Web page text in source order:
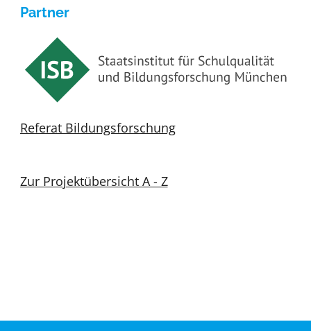
Partner
Referat Bildungsforschung
Zur Projektübersicht A - Z